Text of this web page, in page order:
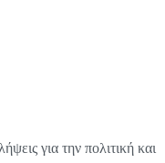
για την πολιτική και